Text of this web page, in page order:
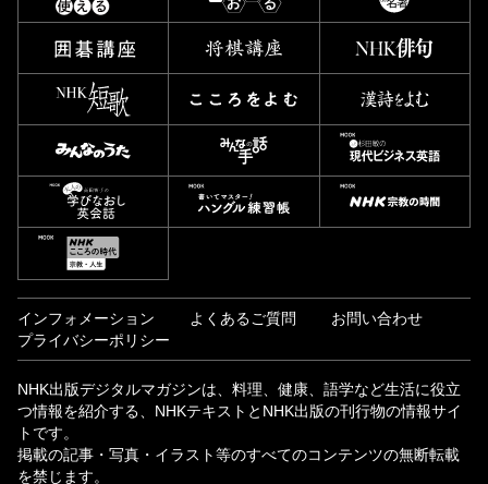
インフォメーション よくあるご質問
お問い合わせ
プライバシーポリシー
NHK出版デジタルマガジンは、料理、健康、語学など生活に役立
つ情報を紹介する、NHKテキストとNHK出版の刊行物の情報サイ
トです。
掲載の記事・写真・イラスト等のすべてのコンテンツの無断転載
を禁じます。